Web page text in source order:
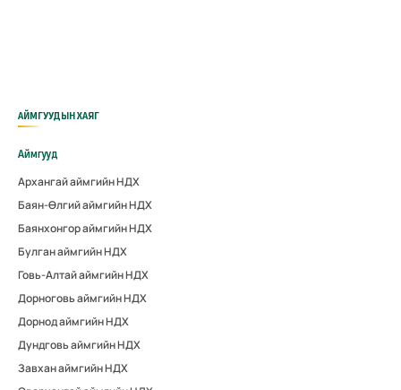
АЙМГУУДЫН ХАЯГ
Аймгууд
Архангай аймгийн НДХ
Баян-Өлгий аймгийн НДХ
Баянхонгор аймгийн НДХ
Булган аймгийн НДХ
Говь-Алтай аймгийн НДХ
Дорноговь аймгийн НДХ
Дорнод аймгийн НДХ
Дундговь аймгийн НДХ
Завхан аймгийн НДХ